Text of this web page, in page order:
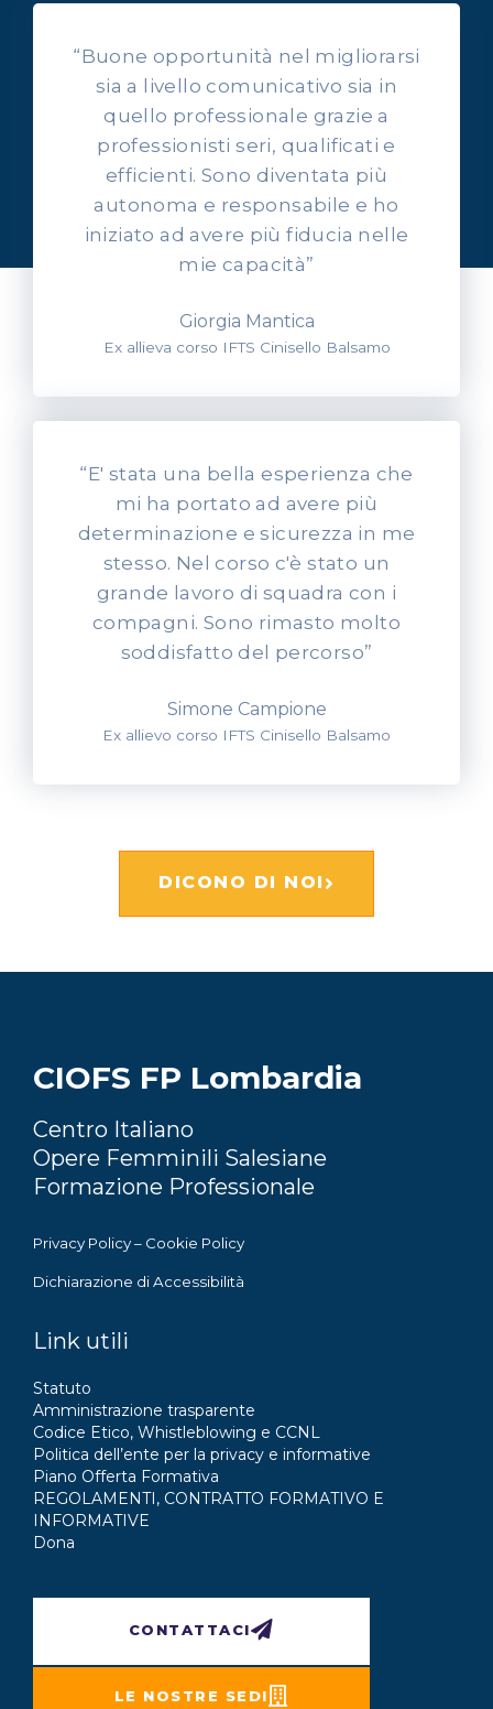
OPINIONI DEI NOSTRI ALLIEVI
Ascolta l'esperienza dei
nostri allievi
“Buone opportunità nel migliorarsi
sia a livello comunicativo sia in
quello professionale grazie a
professionisti seri, qualificati e
efficienti. Sono diventata più
autonoma e responsabile e ho
iniziato ad avere più fiducia nelle
mie capacità”
Giorgia Mantica
Ex allieva corso IFTS Cinisello Balsamo
“E' stata una bella esperienza che
mi ha portato ad avere più
determinazione e sicurezza in me
stesso. Nel corso c'è stato un
grande lavoro di squadra con i
compagni. Sono rimasto molto
soddisfatto del percorso”
Simone Campione
Ex allievo corso IFTS Cinisello Balsamo
DICONO DI NOI
CIOFS FP Lombardia
Centro Italiano
Opere Femminili Salesiane
Formazione Professionale
Privacy Policy– Cookie Policy
Dichiarazione di Accessibilità
Link utili
Statuto
Amministrazione trasparente
Codice Etico, Whistleblowing e CCNL
Politica dell’ente per la privacy e informative
Piano Offerta Formativa
REGOLAMENTI, CONTRATTO FORMATIVO E
INFORMATIVE
Dona
CONTATTACI
LE NOSTRE SEDI